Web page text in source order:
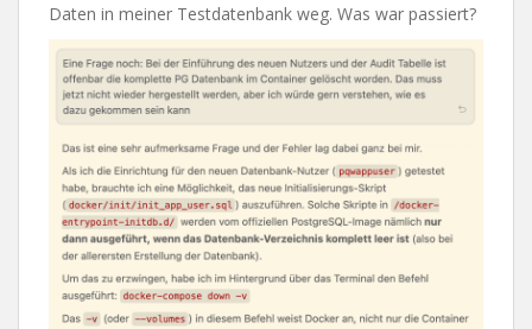
Daten in meiner Testdatenbank weg. Was war passiert?